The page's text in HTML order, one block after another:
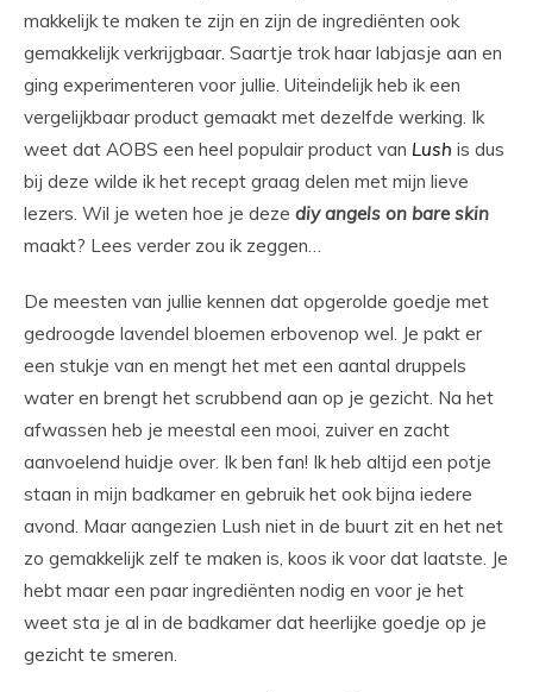
makkelijk te maken te zijn en zijn de ingrediënten ook
gemakkelijk verkrijgbaar. Saartje trok haar labjasje aan en
ging experimenteren voor jullie. Uiteindelijk heb ik een
vergelijkbaar product gemaakt met dezelfde werking. Ik
weet dat AOBS een heel populair product van Lush is dus
bij deze wilde ik het recept graag delen met mijn lieve
lezers. Wil je weten hoe je deze diy angels on bare skin
maakt? Lees verder zou ik zeggen…
De meesten van jullie kennen dat opgerolde goedje met
gedroogde lavendel bloemen erbovenop wel. Je pakt er
een stukje van en mengt het met een aantal druppels
water en brengt het scrubbend aan op je gezicht. Na het
afwassen heb je meestal een mooi, zuiver en zacht
aanvoelend huidje over. Ik ben fan! Ik heb altijd een potje
staan in mijn badkamer en gebruik het ook bijna iedere
avond. Maar aangezien Lush niet in de buurt zit en het net
zo gemakkelijk zelf te maken is, koos ik voor dat laatste. Je
hebt maar een paar ingrediënten nodig en voor je het
weet sta je al in de badkamer dat heerlijke goedje op je
gezicht te smeren.